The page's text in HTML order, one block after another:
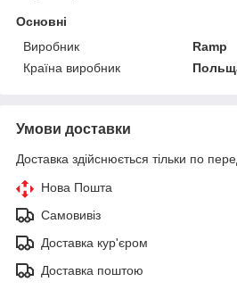
Основні
Виробник
Ramp
Країна виробник
Умови доставки
Доставка здійснюється тільки по
Нова Пошта
Самовивіз
Доставка кур'єром
Доставка поштою